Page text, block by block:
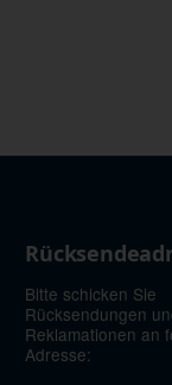
Bitte schicken Sie
Rücksendungen
Reklamationen an
Adresse: